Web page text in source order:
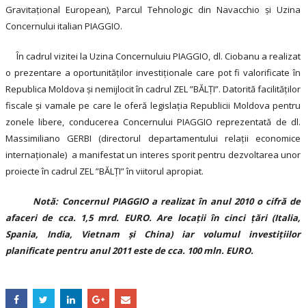
Gravitațional European), Parcul Tehnologic din Navacchio și Uzina
Concernului italian PIAGGIO.
În cadrul vizitei la Uzina Concernuluiu PIAGGIO, dl. Ciobanu a realizat
o prezentare a oportunităților investiționale care pot fi valorificate în
Republica Moldova și nemijlocit în cadrul ZEL ”BĂLȚI”. Datorită facilităților
fiscale și vamale pe care le oferă legislația Republicii Moldova pentru
zonele libere, conducerea Concernului PIAGGIO reprezentată de dl.
Massimiliano GERBI (directorul departamentului relații economice
internaționale) a manifestat un interes sporit pentru dezvoltarea unor
proiecte în cadrul ZEL ”BĂLȚI” în viitorul apropiat.
Notă: Concernul PIAGGIO a realizat în anul 2010 o cifră de
afaceri de cca. 1,5 mrd. EURO. Are locații în cinci țări (Italia,
Spania, India, Vietnam și China) iar volumul investițiilor
planificate pentru anul 2011 este de cca. 100 mln. EURO.